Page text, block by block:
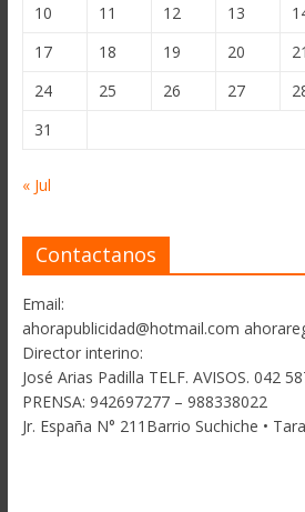
10
11 12 13
17
18 19 20 21
24
25 26 27
31
« Jul
Contactanos
Email:
ahorapublicidad@hotmail.com
Director interino:
José Arias Padilla TELF. AVISOS. 042
PRENSA: 942697277 – 988338022
Jr. España N° 211Barrio Suchiche •